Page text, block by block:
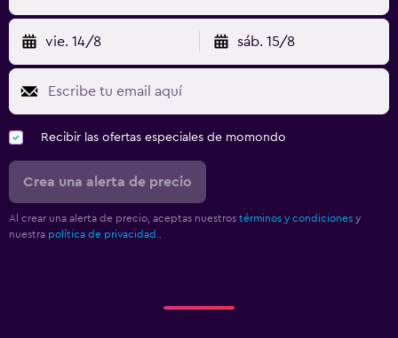
vie. 14/8 sáb. 15/8
Recibir las ofertas especiales de momondo
Crea una alerta de precio
Al crear una alerta de precio, aceptas nuestros términos y condiciones y
nuestra política de privacidad.